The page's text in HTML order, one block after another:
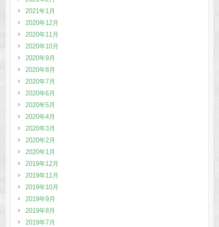
2021年1月
2020年12月
2020年11月
2020年10月
2020年9月
2020年8月
2020年7月
2020年6月
2020年5月
2020年4月
2020年3月
2020年2月
2020年1月
2019年12月
2019年11月
2019年10月
2019年9月
2019年8月
2019年7月